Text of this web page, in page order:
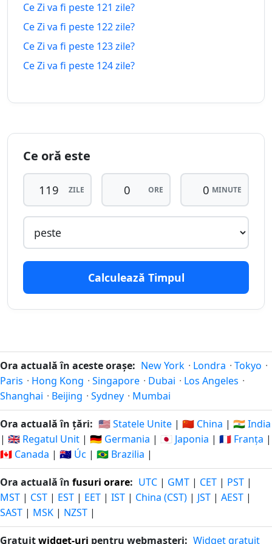
112
zile in-
urma
18.04.2026
113
urma
114 zile
zile in-
urma
15.04.2026
115 zile
peste
01.12.2026
116
zile in-
urma
14.04.2026
peste
02.12.2026
117
zile in-
13.04.2026
peste
03.12.2026
zile in-
urma
12.04.2026
118 zile
peste
04.12.2026
119
zile in-
urma
11.04.2026
119 zile
peste
05.12.2026
120
urma
120 zile
peste
121
zile in-
09.04.2026
peste
07.12.2026
Ce Zi va fi peste 121 zile?
Ce Zi va fi peste 122 zile?
Ce Zi va fi peste 123 zile?
Ce Zi va fi peste 124 zile?
Ce oră este
ZILE ORE MINUTE
Calculează Timpul
Ora actuală în aceste orașe: New York · Londra · Tokyo ·
Paris · Hong Kong · Singapore · Dubai · Los Angeles ·
Shanghai · Beijing · Sydney · Mumbai
Ora actuală în țări: 🇺🇸 Statele Unite | 🇨🇳 China | 🇮🇳 India
| 🇬🇧 Regatul Unit | 🇩🇪 Germania | 🇯🇵 Japonia | 🇫🇷 Franța |
🇨🇦 Canada | 🇦🇺 Úc | 🇧🇷 Brazilia |
Ora actuală în fusuri orare: UTC | GMT | CET | PST |
MST | CST | EST | EET | IST | China (CST) | JST | AEST |
SAST | MSK | NZST |
Gratuitwidget-uri pentru webmasteri: Widget gratuit